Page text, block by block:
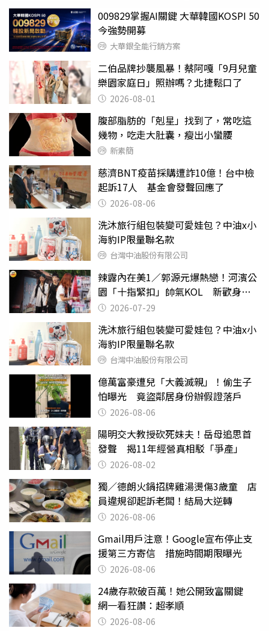
009829掌握AI關鍵 大華韓國KOSPI 50
今強勢開募
大華銀全能行銷方案
二伯品牌抄襲風暴！蔡阿嘎「9月兒童
樂園家庭日」照辦嗎？北捷鬆口了
2026-08-01
腹部脂肪的「剋星」找到了，常吃這
幾物，吃走大肚囊，瘦出小蠻腰
新素簡
慈濟BNT疫苗採購遭詐10億！台中檢
起訴17人 基金會發聲回應了
2026-08-06
洗沐旅行組包裝變可愛娃包？中油x小
海豹IP限量聯名款
台灣中油股份有限公司
辣露內在美1／郭源元爆熱戀！河濱公
園「十指緊扣」帥氣KOL 新歡身份
曝光2026-07-29
洗沐旅行組包裝變可愛娃包？中油x小
海豹IP限量聯名款
台灣中油股份有限公司
億萬富豪遭兒「大義滅親」！偷生子
怕曝光 竟盜鄰居身份辦假證落戶
2026-08-06
陽明交大教授砍死妹夫！岳母追思首
發聲 揭11年經營真相駁「爭產」
2026-08-02
獨／德朗火鍋招牌雞湯燙傷3歲童 店
員違規卻起訴老闆！結局大逆轉
2026-08-06
Gmail用戶注意！Google宣布停止支
援第三方寄信 措施時間期限曝光
2026-08-06
24歲存款破百萬！她公開致富關鍵
網一看狂讚：超孝順
2026-08-06